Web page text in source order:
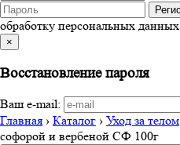
обработку персональных данных
×
Восстановление пароля
Ваш e-mail:
Главная › Каталог › Уход за телом
софорой и вербеной СФ 100г